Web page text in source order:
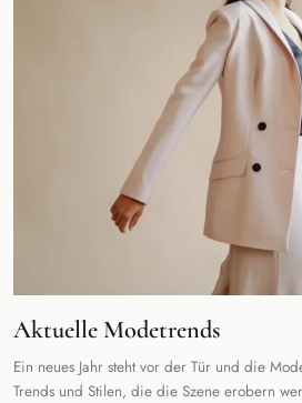
Aktuelle Modetrends
Ein neues Jahr steht vor der Tür und die
Trends und Stilen, die die Szene erobern